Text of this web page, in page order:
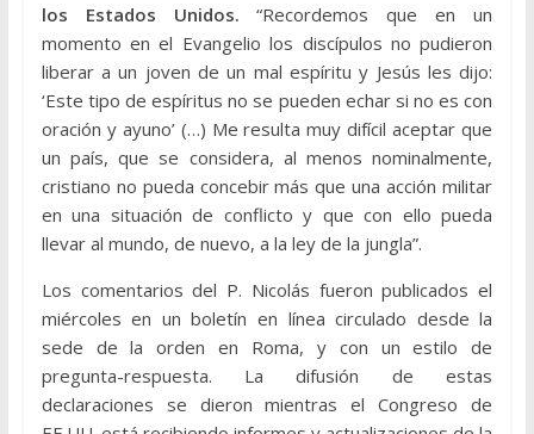
los Estados Unidos. “Recordemos que en un
momento en el Evangelio los discípulos no pudieron
liberar a un joven de un mal espíritu y Jesús les dijo:
‘Este tipo de espíritus no se pueden echar si no es con
oración y ayuno’ (…) Me resulta muy difícil aceptar que
un país, que se considera, al menos nominalmente,
cristiano no pueda concebir más que una acción militar
en una situación de conflicto y que con ello pueda
llevar al mundo, de nuevo, a la ley de la jungla”.
Los comentarios del P. Nicolás fueron publicados el
miércoles en un boletín en línea circulado desde la
sede de la orden en Roma, y con un estilo de
pregunta-respuesta. La difusión de estas
declaraciones se dieron mientras el Congreso de